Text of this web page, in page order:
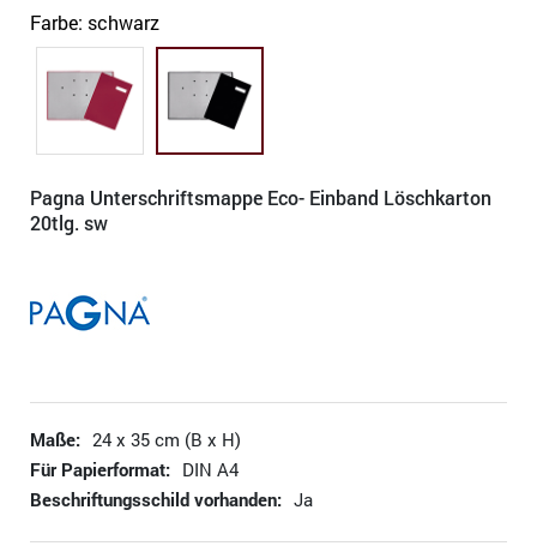
Farbe: schwarz
Pagna Unterschriftsmappe Eco- Einband Löschkarton
20tlg. sw
Maße: 24 x 35 cm (B x H)
Für Papierformat: DIN A4
Beschriftungsschild vorhanden: Ja